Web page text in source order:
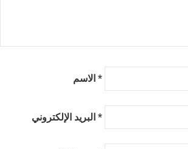
الاسم *
البريد الإلكتروني *